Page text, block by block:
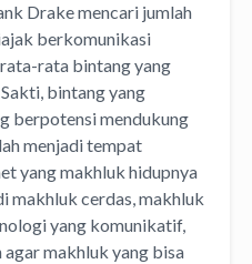
Drake mencari jumlah
berkomunikasi
rata bintang yang
bintang yang
berpotensi mendukung
menjadi tempat
yang makhluk hidupnya
makhluk cerdas, makhluk
yang komunikatif,
makhluk yang bisa